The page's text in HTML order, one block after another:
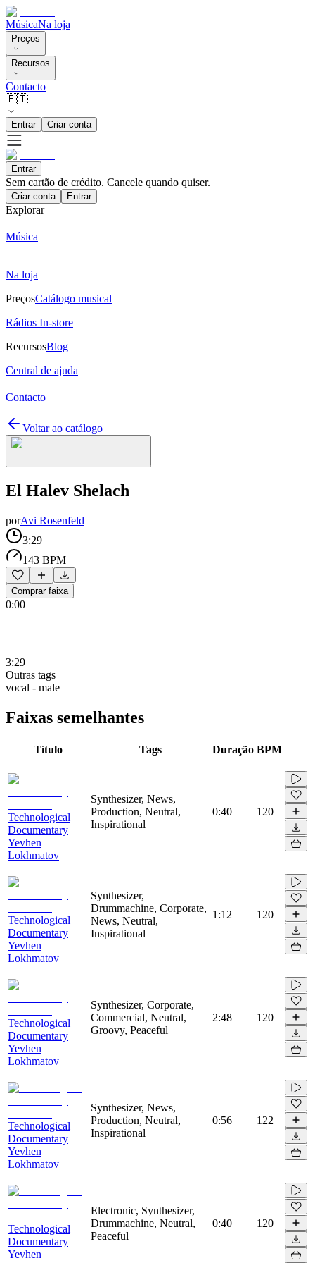
MúsicaNa loja
Preços
Recursos
Contacto
🇵🇹
Entrar Criar conta
Entrar
Sem cartão de crédito. Cancele quando quiser.
Criar conta Entrar
Explorar
Música
Na loja
PreçosCatálogo musical
Rádios In-store
RecursosBlog
Central de ajuda
Contacto
Voltar ao catálogo
El Halev Shelach
porAvi Rosenfeld
3:29
143 BPM
Comprar faixa
0:00
3:29
Outras tags
vocal - male
Faixas semelhantes
Título Tags Duração BPM
Technological
Documentary
Yevhen
Lokhmatov
Synthesizer, News,
Production, Neutral,
Inspirational
0:40 120
Technological
Documentary
Yevhen
Lokhmatov
Synthesizer,
Drummachine, Corporate,
News, Neutral,
Inspirational
1:12 120
Technological
Documentary
Yevhen
Lokhmatov
Synthesizer, Corporate,
Commercial, Neutral,
Groovy, Peaceful
2:48 120
Technological
Documentary
Yevhen
Lokhmatov
Synthesizer, News,
Production, Neutral,
Inspirational
0:56 122
Technological
Documentary
Yevhen
Electronic, Synthesizer,
Drummachine, Neutral,
Peaceful
0:40 120